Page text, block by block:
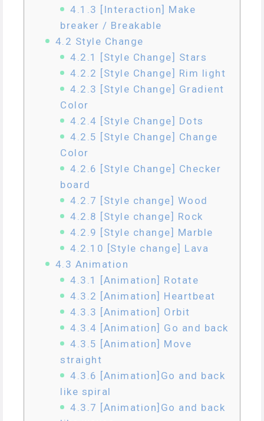
4.1.3 [Interaction] Make
breaker / Breakable
4.2 Style Change
4.2.1
[Style Change] Stars
4.2.2 [Style Change] Rim light
4.2.3 [Style Change] Gradient
Color
4.2.4 [Style Change] Dots
4.2.5 [Style Change] Change
Color
4.2.6 [Style Change] Checker
board
4.2.7 [Style change] Wood
4.2.8 [Style change] Rock
4.2.9 [Style change] Marble
4.2.10 [Style change] Lava
4.3 Animation
4.3.1
[Animation] Rotate
4.3.2 [Animation] Heartbeat
4.3.3 [Animation] Orbit
4.3.4 [Animation] Go and back
4.3.5 [Animation] Move
straight
4.3.6 [Animation]Go and back
like spiral
4.3.7 [Animation]Go and back